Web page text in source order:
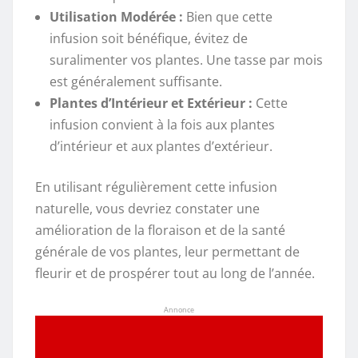
Utilisation Modérée : Bien que cette
infusion soit bénéfique, évitez de
suralimenter vos plantes. Une tasse par mois
est généralement suffisante.
Plantes d’Intérieur et Extérieur : Cette
infusion convient à la fois aux plantes
d’intérieur et aux plantes d’extérieur.
En utilisant régulièrement cette infusion
naturelle, vous devriez constater une
amélioration de la floraison et de la santé
générale de vos plantes, leur permettant de
fleurir et de prospérer tout au long de l’année.
Annonce